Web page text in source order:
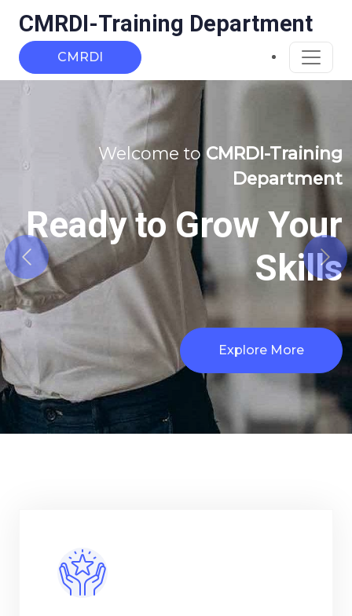
CMRDI-Training Department
CMRDI
Welcome to
Department
Unlock
Growth
Explore More
Welcome to CMRDI-Training
Department
Ready to Grow Your
Skills
Explore More
Previous